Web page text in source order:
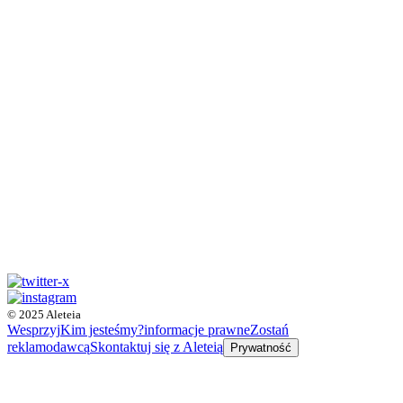
© 2025 Aleteia
WesprzyjKim jesteśmy?informacje prawneZostań
reklamodawcąSkontaktuj się z Aleteią Prywatność